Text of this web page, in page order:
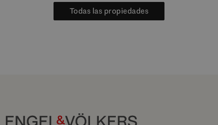
Todas las propiedades